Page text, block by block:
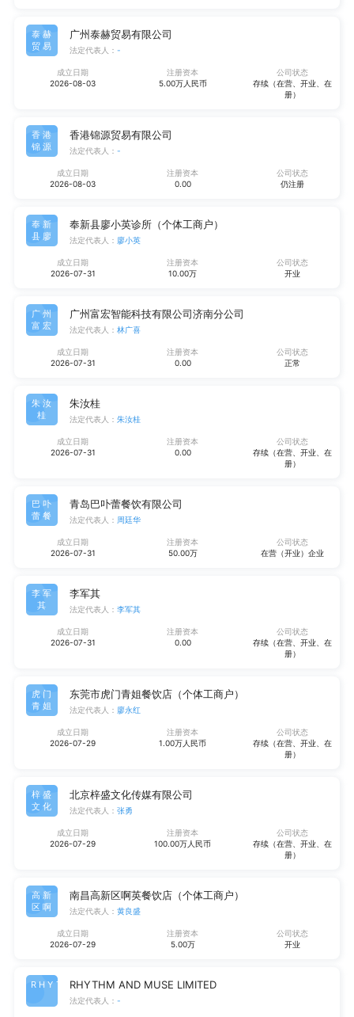
泰赫
贸易
广州泰赫贸易有限公司
法定代表人： -
成立日期
2026-08-03
注册资本
5.00万人民币
公司状态
存续（在营、开业、在
册）
香港
锦源
香港锦源贸易有限公司
法定代表人： -
成立日期
2026-08-03
注册资本
0.00
公司状态
仍注册
奉新
县廖
奉新县廖小英诊所（个体工商户）
法定代表人： 廖小英
成立日期
2026-07-31
注册资本
10.00万
公司状态
开业
广州
富宏
广州富宏智能科技有限公司济南分公司
法定代表人： 林广喜
成立日期
2026-07-31
注册资本
0.00
公司状态
正常
朱汝
桂
朱汝桂
法定代表人： 朱汝桂
成立日期
2026-07-31
注册资本
0.00
公司状态
存续（在营、开业、在
册）
巴卟
蕾餐
青岛巴卟蕾餐饮有限公司
法定代表人： 周廷华
成立日期
2026-07-31
注册资本
50.00万
公司状态
在营（开业）企业
李军
其
李军其
法定代表人： 李军其
成立日期
2026-07-31
注册资本
0.00
公司状态
存续（在营、开业、在
册）
虎门
青姐
东莞市虎门青姐餐饮店（个体工商户）
法定代表人： 廖永红
成立日期
2026-07-29
注册资本
1.00万人民币
公司状态
存续（在营、开业、在
册）
梓盛
文化
北京梓盛文化传媒有限公司
法定代表人： 张勇
成立日期
2026-07-29
注册资本
100.00万人民币
公司状态
存续（在营、开业、在
册）
高新
区啊
南昌高新区啊英餐饮店（个体工商户）
法定代表人： 黄良盛
成立日期
2026-07-29
注册资本
5.00万
公司状态
开业
RHYT RHYTHM AND MUSE LIMITED
法定代表人： -